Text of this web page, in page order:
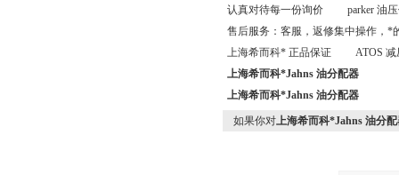
认真对待每一份询价 parker 油压
售后服务：客服，返修集中操作，*
上海希而科* 正品保证 ATOS 减
上海希而科*Jahns 油分配器
上海希而科*Jahns 油分配器
如果你对上海希而科*Jahns 油分